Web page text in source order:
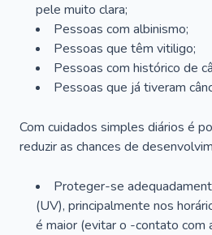
pele muito clara;
Pessoas com albinismo;
Pessoas que têm vitiligo;
Pessoas com histórico de
Pessoas que já tiveram
Com cuidados simples diários é
reduzir as chances de
Proteger-se
(UV), principalmente nos
é maior (evitar o -contato com